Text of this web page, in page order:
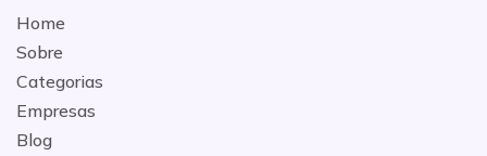
Home
Sobre
Categorias
Empresas
Blog